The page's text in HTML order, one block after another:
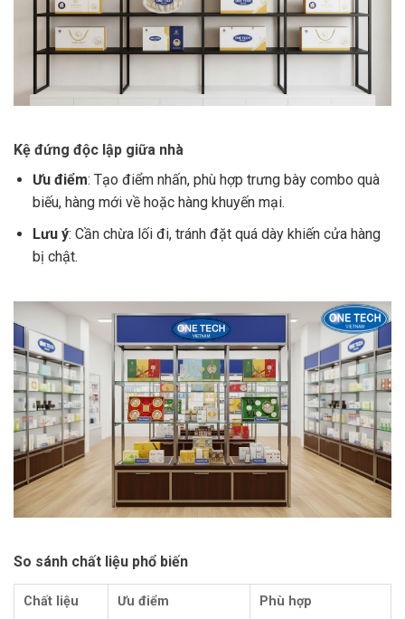
Kệ đứng độc lập giữa nhà
Ưu điểm: Tạo điểm nhấn, phù hợp trưng bày combo quà
biếu, hàng mới về hoặc hàng khuyến mại.
Lưu ý: Cần chừa lối đi, tránh đặt quá dày khiến cửa hàng
bị chật.
So sánh chất liệu phổ biến
Chất liệu Ưu điểm Phù hợp